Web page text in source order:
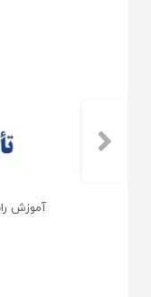
آموزش